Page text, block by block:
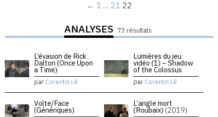
← 1 … 21 22
ANALYSES 73 résultats
L’évasion de Rick
Dalton (Once Upon
a Time)
par Corentin Lê
Lumières du jeu
vidéo (1) – Shadow
of the Colossus
par Corentin Lê
Volte/Face
(Génériques)
L’angle mort
(Roubaix) (2019)